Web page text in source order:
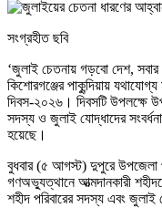
সংগ্রহীত ছবি
‘জুলাই চেতনায় গড়বো দেশ,
কিশোরগঞ্জের পাকুন্দিয়ায়
দিবস-২০২৬। দিবসটি উপলক্ষে
সদস্য ও জুলাই যোদ্ধাদের
হয়েছে।
বুধবার (৫ আগস্ট) দুপুরে উপজেলা
গণঅভ্যুত্থানে আত্মদানকারী
শহীদ পরিবারের সদস্য এবং জুলাই